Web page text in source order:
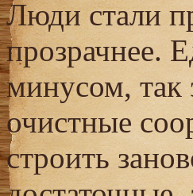
Люди стали
прозрачнее.
минусом, так
очистные
строить